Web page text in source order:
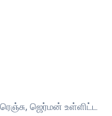
ஜெர்மன் உள்ளிட்ட